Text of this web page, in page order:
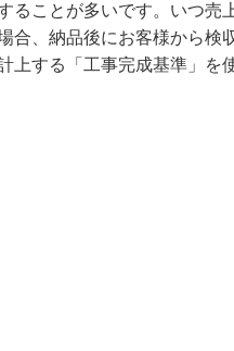
ることが多いです。いつ売
合、納品後にお客様から検
する「工事完成基準」を